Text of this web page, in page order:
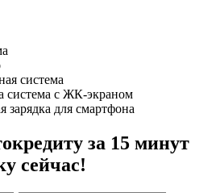
система
система с ЖК-экраном
зарядка для смартфона
за 15 минут
сейчас!